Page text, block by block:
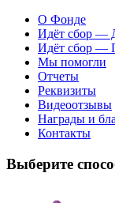
О Фонде
Идёт сбор
Идёт сбор
Мы помогли
Отчеты
Реквизиты
Видеоотзывы
Награды и
Контакты
Выберите